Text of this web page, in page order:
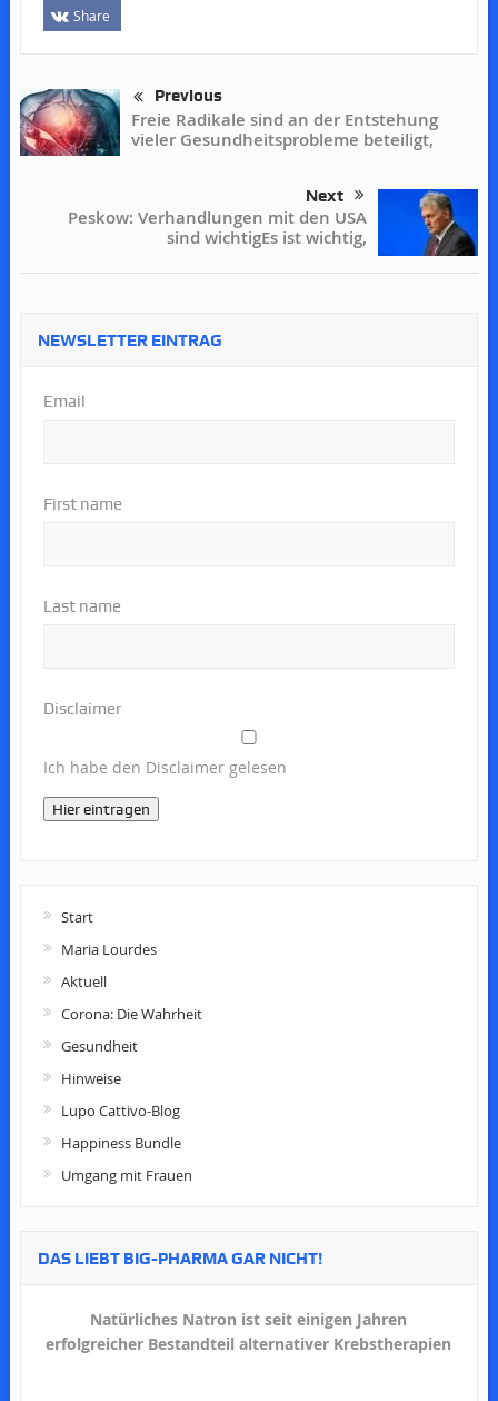
Share
Previous
Freie Radikale sind an der Entstehung
vieler Gesundheitsprobleme beteiligt,
Next
Peskow: Verhandlungen mit den USA
sind wichtigEs ist wichtig,
NEWSLETTER EINTRAG
Email
First name
Last name
Disclaimer
Ich habe den Disclaimer gelesen
Hier eintragen
Start
Maria Lourdes
Aktuell
Corona: Die Wahrheit
Gesundheit
Hinweise
Lupo Cattivo-Blog
Happiness Bundle
Umgang mit Frauen
DAS LIEBT BIG-PHARMA GAR NICHT!
Natürliches Natron ist seit einigen Jahren
erfolgreicher Bestandteil alternativer Krebstherapien